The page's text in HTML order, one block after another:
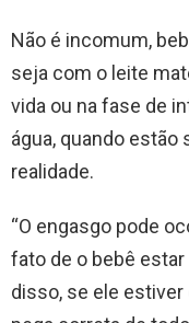
Não é incomum,
seja com o leite
vida ou na fase de
água, quando estão
realidade.
“O engasgo pode
fato de o bebê estar
disso, se ele